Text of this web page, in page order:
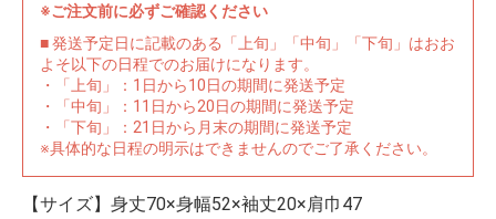
※ご注文前に必ずご確認ください
■ 発送予定日に記載のある「上旬」「中旬」「下旬」はおお
よそ以下の日程でのお届けになります。
・「上旬」：1日から10日の期間に発送予定
・「中旬」：11日から20日の期間に発送予定
・「下旬」：21日から月末の期間に発送予定
※具体的な日程の明示はできませんのでご了承ください。
【サイズ】身丈70×身幅52×袖丈20×肩巾47
イラストレ
ーター
アダルトグ
ッズ